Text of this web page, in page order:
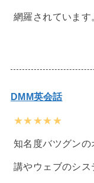
網羅されています
DMM英会話
★★★★★
知名度バツグン
講やウェブのシ